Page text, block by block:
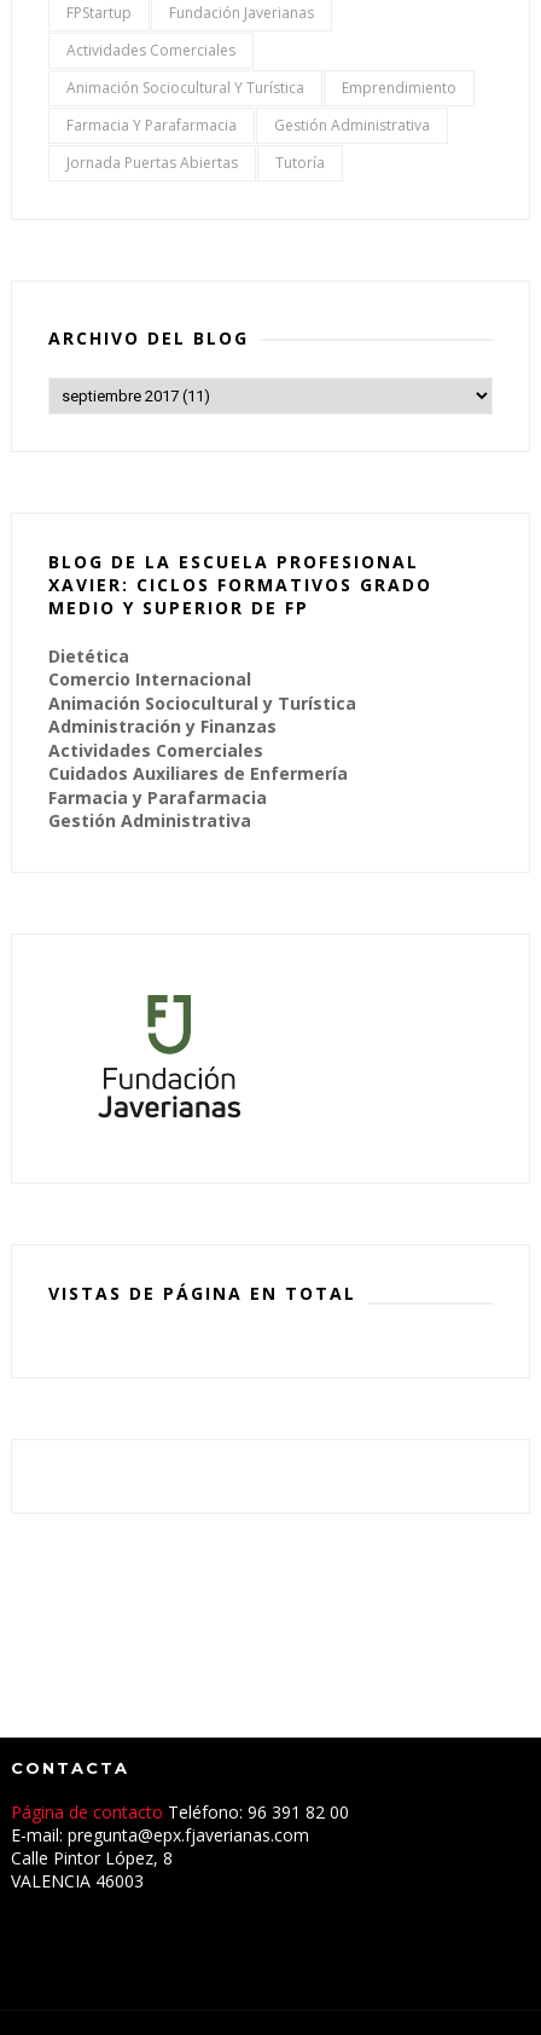
FPStartup
Fundación Javerianas
Actividades Comerciales
Animación Sociocultural Y Turística
Emprendimiento
Farmacia Y Parafarmacia
Gestión Administrativa
Jornada Puertas Abiertas
Tutoría
ARCHIVO DEL BLOG
BLOG DE LA ESCUELA PROFESIONAL
XAVIER: CICLOS FORMATIVOS GRADO
MEDIO Y SUPERIOR DE FP
Dietética
Comercio Internacional
Animación Sociocultural y Turística
Administración y Finanzas
Actividades Comerciales
Cuidados Auxiliares de Enfermería
Farmacia y Parafarmacia
Gestión Administrativa
VISTAS DE PÁGINA EN TOTAL
CONTACTA
Página de contacto Teléfono: 96 391 82 00
E-mail: pregunta@epx.fjaverianas.com
Calle Pintor López, 8
VALENCIA 46003